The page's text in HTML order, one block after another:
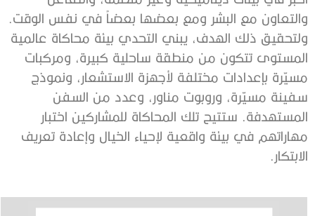
والتعاون مع البشر ومع بعضها بعضاً في نفس الوقت.
ولتحقيق ذلك الهدف، يبني التحدي بيئة محاكاة عالمية
المستوى تتكون من منطقة ساحلية كبيرة، ومركبات
مسيّرة بإعدادات مختلفة لأجهزة الاستشعار، ونموذج
سفينة مسيّرة، وروبوت مناور، وعدد من السفن
المستهدفة. ستتيح تلك المحاكاة للمشاركين اختبار
مهاراتهم في بيئة واقعية لإحياء الخيال وإعادة تعريف
الابتكار.